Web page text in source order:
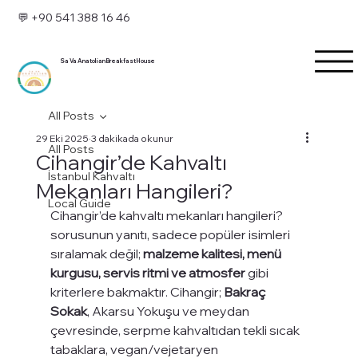
💬 +90 541 388 16 46
Sa Va Anatolian Breakfast House
All Posts
İstanbul Kahvaltı
Local Guide
All Posts
Cihangir’de Kahvaltı
Mekanları Hangileri?
29 Eki 2025 3 dakikada okunur
Cihangir’de kahvaltı mekanları hangileri?
sorusunun yanıtı, sadece popüler isimleri
sıralamak değil; malzeme kalitesi, menü
kurgusu, servis ritmi ve atmosfer gibi
kriterlere bakmaktır. Cihangir; Bakraç
Sokak, Akarsu Yokuşu ve meydan
çevresinde, serpme kahvaltıdan tekli sıcak
tabaklara, vegan/vejetaryen